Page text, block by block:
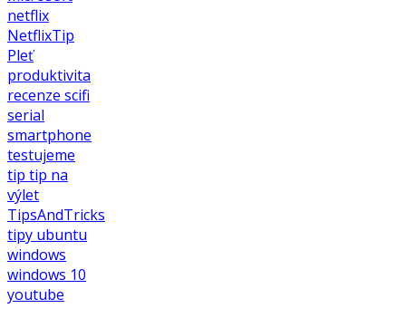
netflix
NetflixTip
Pleť
produktivita
recenze scifi
serial
smartphone
testujeme
tip tip na
výlet
TipsAndTricks
tipy ubuntu
windows
windows 10
youtube